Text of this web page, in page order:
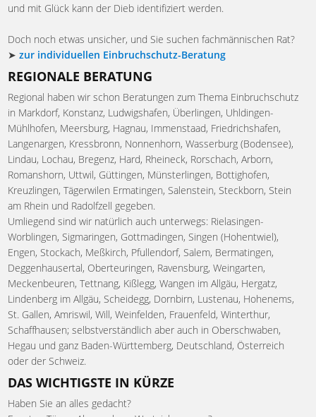
und mit Glück kann der Dieb identifiziert werden.
Doch noch etwas unsicher, und Sie suchen fachmännischen Rat?
➤zur individuellen Einbruchschutz-Beratung
REGIONALE BERATUNG
Regional haben wir schon Beratungen zum Thema Einbruchschutz
in Markdorf, Konstanz, Ludwigshafen, Überlingen, Uhldingen-
Mühlhofen, Meersburg, Hagnau, Immenstaad, Friedrichshafen,
Langenargen, Kressbronn, Nonnenhorn, Wasserburg (Bodensee),
Lindau, Lochau, Bregenz, Hard, Rheineck, Rorschach, Arborn,
Romanshorn, Uttwil, Güttingen, Münsterlingen, Bottighofen,
Kreuzlingen, Tägerwilen Ermatingen, Salenstein, Steckborn, Stein
am Rhein und Radolfzell gegeben.
Umliegend sind wir natürlich auch unterwegs: Rielasingen-
Worblingen, Sigmaringen, Gottmadingen, Singen (Hohentwiel),
Engen, Stockach, Meßkirch, Pfullendorf, Salem, Bermatingen,
Deggenhausertal, Oberteuringen, Ravensburg, Weingarten,
Meckenbeuren, Tettnang, Kißlegg, Wangen im Allgäu, Hergatz,
Lindenberg im Allgäu, Scheidegg, Dornbirn, Lustenau, Hohenems,
St. Gallen, Amriswil, Will, Weinfelden, Frauenfeld, Winterthur,
Schaffhausen; selbstverständlich aber auch in Oberschwaben,
Hegau und ganz Baden-Württemberg, Deutschland, Österreich
oder der Schweiz.
DAS WICHTIGSTE IN KÜRZE
Haben Sie an alles gedacht?